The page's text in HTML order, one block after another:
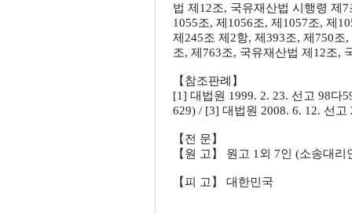
법 제12조, 국유재산법 시행령 제
1055조, 제1056조, 제1057조, 제
제245조 제2항, 제393조, 제750조
조, 제763조, 국유재산법 제12조,
【참조판례】
[1] 대법원 1999. 2. 23. 선고 98다
629) / [3] 대법원 2008. 6. 12. 선고
【전 문】
【원 고】 원고 1외 7인 (소송대
【피 고】 대한민국